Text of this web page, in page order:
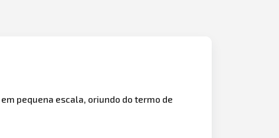
pequena escala, oriundo do termo de